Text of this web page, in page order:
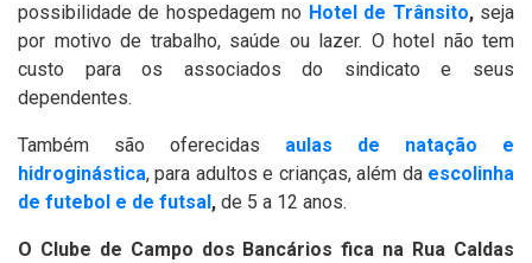
possibilidade de hospedagem no Hotel de Trânsito,seja
por motivo de trabalho, saúde ou lazer. O hotel não tem
custo para os associados do sindicato e seus
dependentes.
Também são oferecidas aulas de natação e
hidroginástica, para adultos e crianças, além da escolinha
de futebol e de futsal , de 5 a 12 anos.
O Clube de Campo dos Bancários fica na Rua Caldas